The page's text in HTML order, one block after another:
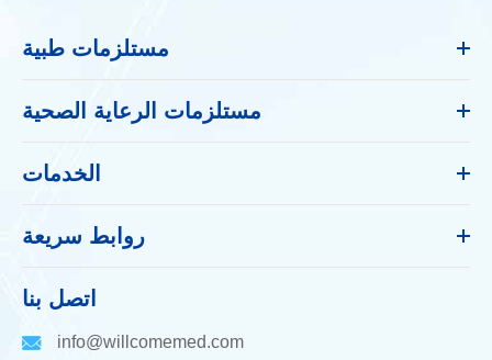
مستلزمات طبية
مستلزمات الرعاية الصحية
الخدمات
روابط سريعة
اتصل بنا
info@willcomemed.com